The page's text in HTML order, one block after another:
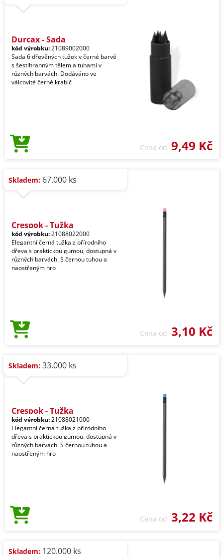
Durcax - Sada
kód výrobku:21089002000
Sada 6 dřevěných tužek v černé barvě
s šestihranným tělem a tuhami v
různých barvách. Dodáváno ve
válcovité černé krabič
Cena od 9,49 Kč
Skladem: 67.000 ks
Crespok - Tužka
kód výrobku:21088022000
Elegantní černá tužka z přírodního
dřeva s praktickou gumou, dostupná v
různých barvách. S černou tuhou a
naostřeným hro
Cena od 3,10 Kč
Skladem: 33.000 ks
Crespok - Tužka
kód výrobku:21088021000
Elegantní černá tužka z přírodního
dřeva s praktickou gumou, dostupná v
různých barvách. S černou tuhou a
naostřeným hro
Cena od 3,22 Kč
Skladem: 120.000 ks